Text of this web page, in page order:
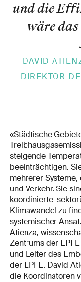
und die
wäre
DAVID
DIREKTOR
«Städtische
steigende
beeinträchtigen.
mehrerer Systeme,
und Verkehr. Sie
koordinierte,
Klimawandel zu
systemischer
Atienza,
Zentrums der
und Leiter des
der EPFL. David
die Koordinatoren